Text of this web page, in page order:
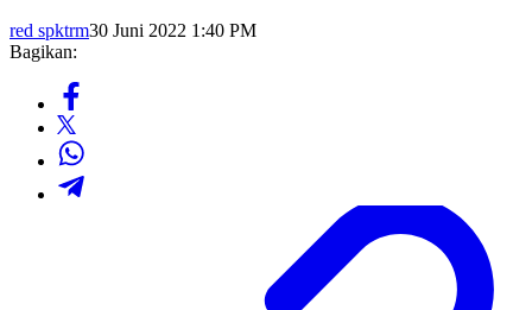
red spktrm30 Juni 2022 1:40 PM
Bagikan: